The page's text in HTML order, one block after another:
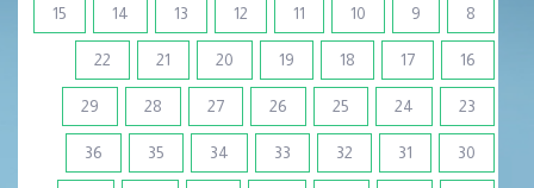
8
9
10
11
12
13
14
15
16
17
18
19
20
21
22
23
24
25
26
27
28
29
30
31
32
33
34
35
36